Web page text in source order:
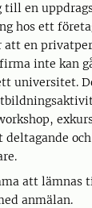
till en
hos ett
att en
inte kan
universitet.
deltagande
att lämnas
anmälan.